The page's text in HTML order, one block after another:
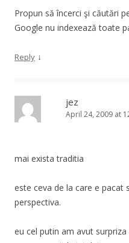
Propun să încerci şi căutări
Google nu indexează toate
Reply ↓
jez
April 24, 2009 at
mai exista traditia
este ceva de la care e pacat
perspectiva.
eu cel putin am avut